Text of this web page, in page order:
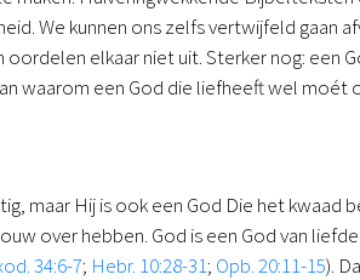
We kunnen ons zelfs vertwijfeld gaan
elkaar niet uit. Sterker nog: een
waarom een God die liefheeft wel moét
maar Hij is ook een God Die het
over hebben. God is een God van
34:6-7; Hebr. 10:28-31; Opb. 20:11-15).